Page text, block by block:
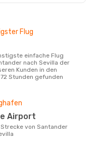
Flug
nach Sevilla der
Kunden in den
Stunden gefunden
Airport